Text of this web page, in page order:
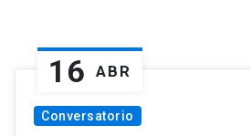
16 ABR
Conversatorio